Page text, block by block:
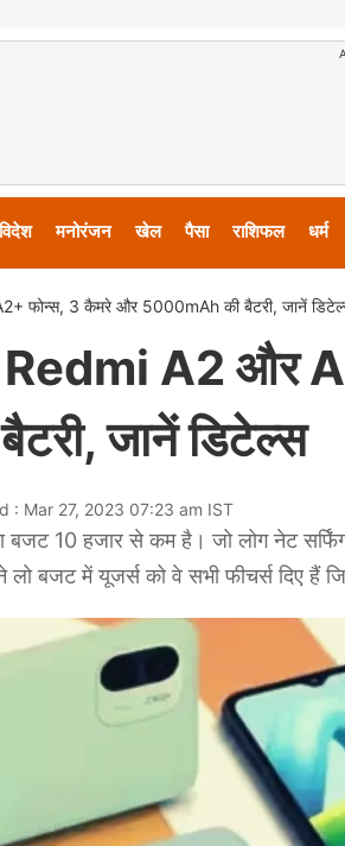
विदेश मनोरंजन खेल पैसा राशिफल धर्म
फोन्स, 3 कैमरे और 5000mAh की बैटरी, जानें
Redmi A2 और
जानें डिटेल्स
: Mar 27, 2023 07:23 am IST
बजट 10 हजार से कम है। जो लोग नेट
बजट में यूजर्स को वे सभी फीचर्स दिए हैं